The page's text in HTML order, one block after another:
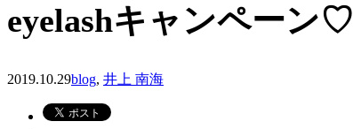
eyelashキャンペーン♡
2019.10.29blog, 井上 南海